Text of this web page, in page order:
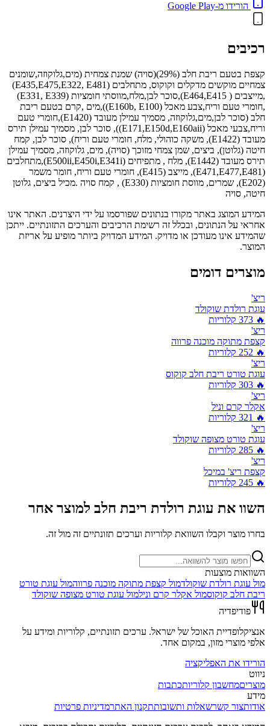
הורידו מ-Google Play
רכיבים
קצפת בטעם ריבת חלב (29%)(סויה) שמנת צמחית (מים,גלוקוזה,שומנים
צמחיים מוקשים מדקלים וקוקוס, מתחלבים (E435,E475,E322, E481)
,מייצבים ( E464,E415),סוכר לבן,מלח,מווסתי חומציות (E331, E339)
,חומרי טעם וריח,צבע מאכל (E160b, E100)),מים ,קרם בטעם ריבת
חלב (סוכר לבן,מים,גלוקוזה, מסמיך עמילן מעובד (E1420),חומרי טעם
וריח,צבעי מאכל (E171,E150d,E160aii)), סוכר לבן, מסמיך עמילן תירס
מעובד (E1422), משקה כוהולי, מלח, חומרי טעם וריח), סוכר לבן, קמח
חיטה (גלוטן), ביצים, שמן צמחי מזוכך (סויה), מים, גלוקוזה, מסמיך עמילן
תירס מעובד (E1442), מלח , מתפיחים (E500ii,E450i,E341i),מתחלבים
(E471,E477,E481), מייצב (E415), חומרי טעם וריח, חומר משמר
(E202), שמרים, מווסת חומציות (E330) , קמח סויה .מכיל ביצים, גלוטן
חיטה, סויה
המידע המוצג באתר מקורו בנתונים שפורסמו על ידי היצרנים. האתר אינו
אחראי על הנתונים, ובכלל זה רשימת הרכיבים והערכים התזונתיים. ייתכן
שהמידע אינו מעודכן או מדויק. המידע המדויק ביותר מופיע על אריזת
המוצר.
מוצרים דומים
ריצ'
עוגת רולדת שוקולד
🔥
373 קלוריות
ריצ'
קצפת מתוקה מוכנה פרווה
🔥
252 קלוריות
ריצ'
עוגת טורט ריבת חלב קוקוס
🔥
303 קלוריות
ריצ'
אקלר קרם וניל
🔥
321 קלוריות
ריצ'
עוגת טורט מצופה שוקולד
🔥
285 קלוריות
ריצ'
קצפת ריצ' במיכל
🔥
245 קלוריות
השוו את עוגת רולדת ריבת חלב למוצר אחר
בחרו מוצר וקבלו השוואת קלוריות וערכים תזונתיים זה מול זה.
השוואות מוצעות
מול עוגת רולדת שוקולדמול קצפת מתוקה מוכנה פרווהמול עוגת טורט
ריבת חלב קוקוסמול אקלר קרם ונילמול עוגת טורט מצופה שוקולד
פודיפדיה
אנציקלופדיית האוכל של ישראל. ערכים תזונתיים, קלוריות ומידע על
אלפי מוצרי מזון, במקום אחד.
הורידו את האפליקציה
ניווט
מוצריםמחשבון קלוריותכתבות
מידע
אודותצור קשרשאלות ותשובותתקנון האתרמדיניות פרטיות